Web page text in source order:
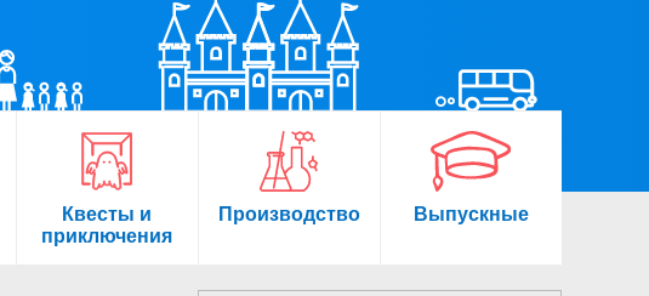
Квесты и
приключения
Производство Выпускные